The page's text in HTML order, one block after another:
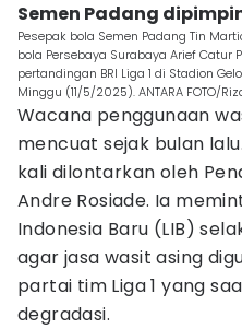
Semen Padang
Pesepak bola Semen Padang Tin
bola Persebaya Surabaya Arief
pertandingan BRI Liga 1 di Stadion
Minggu (11/5/2025). ANTARA FOTO/
Wacana penggunaan
mencuat sejak bulan
kali dilontarkan oleh
Andre Rosiade. Ia
Indonesia Baru (LIB)
agar jasa wasit asing
partai tim Liga 1 yang
degradasi.